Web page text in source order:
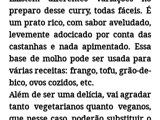
preparo desse curry, todas fáceis. É
um prato rico, com sabor aveludado,
levemente adocicado por conta das
castanhas e nada apimentado. Essa
base de molho pode ser usada para
várias receitas: frango, tofu, grão-de-
bico, ovos cozidos, etc.
Além de ser uma delícia, vai agradar
tanto  vegetarianos quanto  veganos,